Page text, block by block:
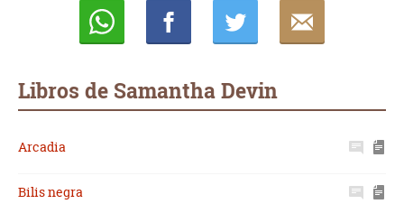
Libros de Samantha Devin
Arcadia
Bilis negra